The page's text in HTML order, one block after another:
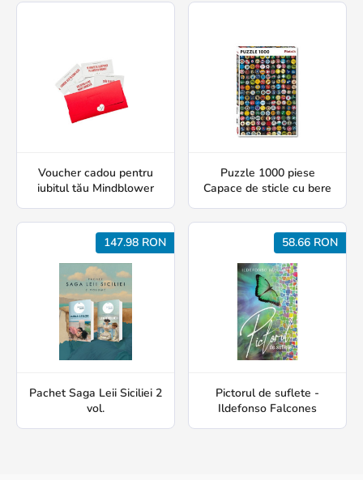
Voucher cadou pentru
iubitul tău Mindblower
Puzzle 1000 piese
Capace de sticle cu bere
147.98 RON
Pachet Saga Leii Siciliei 2
vol.
58.66 RON
Pictorul de suflete -
Ildefonso Falcones